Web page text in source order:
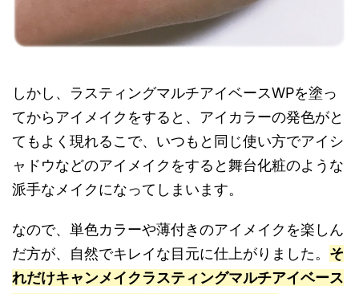
しかし、ラスティングマルチアイベースWPを塗っ
てからアイメイクをすると、アイカラーの発色がと
てもよく現れるこで、いつもと同じ使い方でアイシ
ャドウなどのアイメイクをすると舞台化粧のような
派手なメイクになってしまいます。
なので、単色カラーや薄付きのアイメイクを楽しん
だ方が、自然でキレイな目元に仕上がりました。 そ
れだけキャンメイクラスティングマルチアイベース